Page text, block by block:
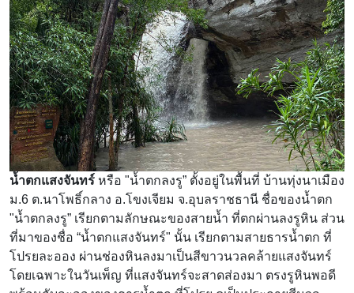
น้ำตกแสงจันทร์ หรือ "น้ำตกลงรู” ตั้งอยู่ในพื้นที่ บ้านทุ่งนาเมือง
ม.6 ต.นาโพธิ์กลาง อ.โขงเจียม จ.อุบลราชธานี ชื่อของน้ำตก
"น้ำตกลงรู” เรียกตามลักษณะของสายน้ำ ที่ตกผ่านลงรูหิน ส่วน
ที่มาของชื่อ “น้ำตกแสงจันทร์" นั้น เรียกตามสายธารน้ำตก ที่
โปรยละออง ผ่านช่องหินลงมาเป็นสีขาวนวลคล้ายแสงจันทร์
โดยเฉพาะในวันเพ็ญ ที่แสงจันทร์จะสาดส่องมา ตรงรูหินพอดี